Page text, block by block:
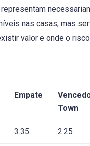
nas casas, mas
valor e onde o
Empate
Town
3.35 2.25